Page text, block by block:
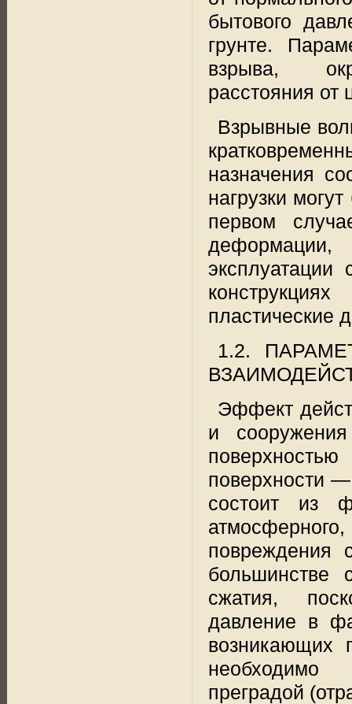
бытового
грунте.
взрыва,
расстояния от
Взрывные
назначения
нагрузки
первом
пластические
1.2.
Эффект
и сооружения
поверхности
состоит из
повреждения
большинстве
сжатия,
давление в
возникающих
необходимо
преградой